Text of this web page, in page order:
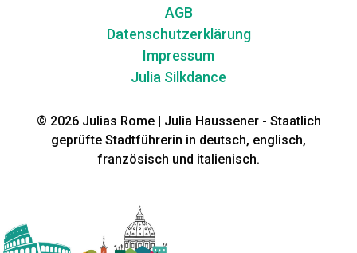
AGB
Datenschutzerklärung
Impressum
Julia Silkdance
© 2026 Julias Rome | Julia Haussener - Staatlich
geprüfte Stadtführerin in deutsch, englisch,
französisch und italienisch.